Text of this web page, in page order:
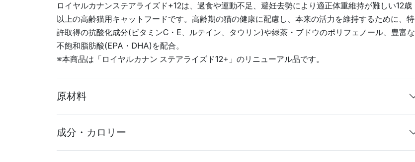
ロイヤルカナンステアライズド+12は、過食や運動不足、避妊去勢により適正体重維持が難しい12歳
以上の高齢猫用キャットフードです。高齢期の猫の健康に配慮し、本来の活力を維持するために、特
許取得の抗酸化成分(ビタミンC・E、ルテイン、タウリン)や緑茶・ブドウのポリフェノール、豊富な
不飽和脂肪酸(EPA・DHA)を配合。
※本商品は「ロイヤルカナン ステアライズド12+」のリニューアル品です。
原材料
成分・カロリー